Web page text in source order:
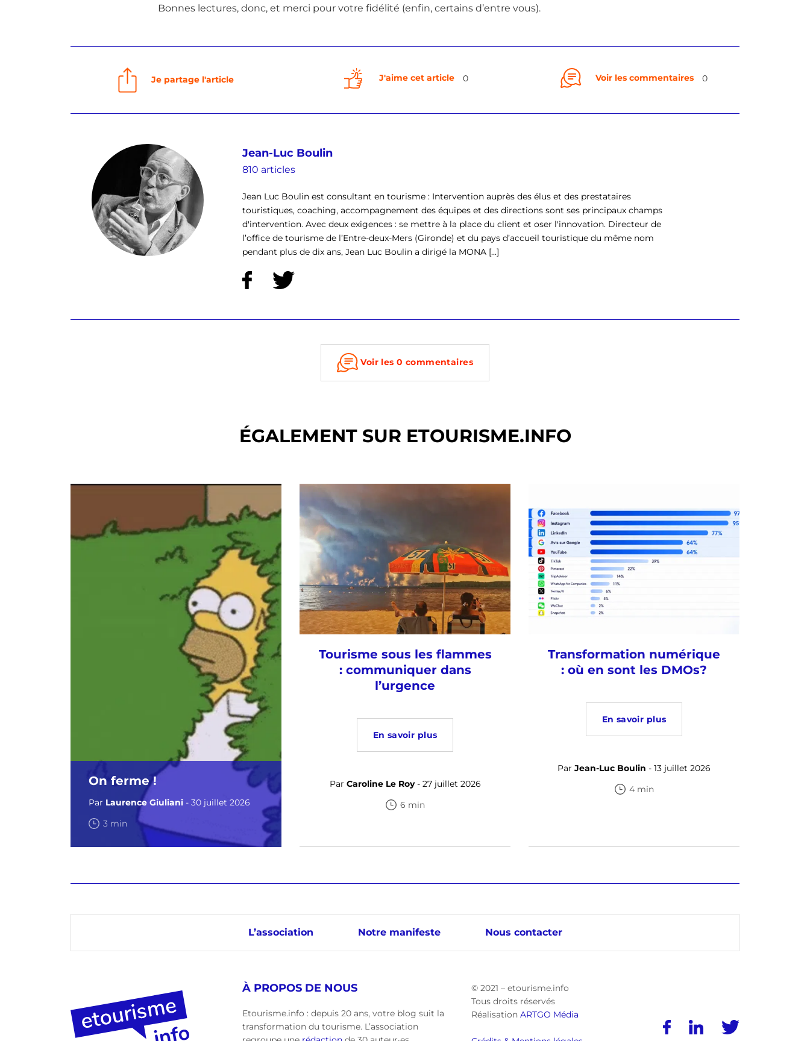
Bonnes lectures, donc, et merci pour votre fidélité (enfin, certains d’entre vous).
Je partage l'article J'aime cet article 0 Voir les commentaires 0
Jean-Luc Boulin
810 articles
Jean Luc Boulin est consultant en tourisme : Intervention auprès des élus et des prestataires
touristiques, coaching, accompagnement des équipes et des directions sont ses principaux champs
d'intervention. Avec deux exigences : se mettre à la place du client et oser l'innovation. Directeur de
l’office de tourisme de l’Entre-deux-Mers (Gironde) et du pays d’accueil touristique du même nom
pendant plus de dix ans, Jean Luc Boulin a dirigé la MONA [...]
Voir les 0 commentaires
ÉGALEMENT SUR ETOURISME.INFO
On ferme !
Par Laurence Giuliani - 30 juillet 2026
3 min
Tourisme sous les flammes
: communiquer dans
l’urgence
En savoir plus
Par Caroline Le Roy- 27 juillet 2026
6 min
Transformation numérique
: où en sont les DMOs?
En savoir plus
Par Jean-Luc Boulin - 13 juillet 2026
4 min
L’association Notre manifeste Nous contacter
À PROPOS DE NOUS
Etourisme.info : depuis 20 ans, votre blog suit la
transformation du tourisme. L’association
© 2021 – etourisme.info
Tous droits réservés
Réalisation ARTGO Média